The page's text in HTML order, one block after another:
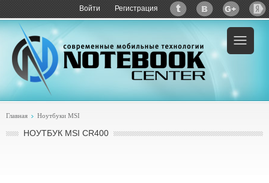
Войти Регистрация
Пример:купить MSI CR400
Главная Ноутбуки MSI
НОУТБУК MSI CR400